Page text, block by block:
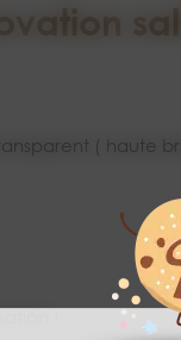
( haute
!